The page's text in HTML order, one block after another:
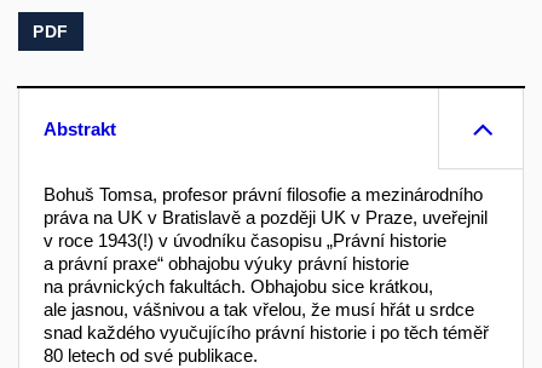
PDF
Abstrakt
Bohuš Tomsa, profesor právní filosofie a mezinárodního
práva na UK v Bratislavě a později UK v Praze, uveřejnil
v roce 1943(!) v úvodníku časopisu „Právní historie
a právní praxe“ obhajobu výuky právní historie
na právnických fakultách. Obhajobu sice krátkou,
ale jasnou, vášnivou a tak vřelou, že musí hřát u srdce
snad každého vyučujícího právní historie i po těch téměř
80 letech od své publikace.